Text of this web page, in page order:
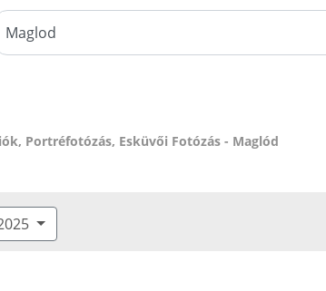
Portréfotózás, Esküvői Fotózás - Maglód